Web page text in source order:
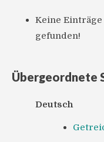
Keine
gefunden!
Übergeordnete
Deutsch